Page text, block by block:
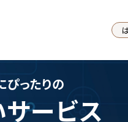
ったりの
ービス